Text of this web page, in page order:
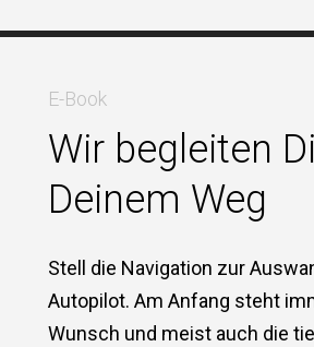
E-Book
Wir begleiten
Deinem Weg
Stell die Navigation zur
Autopilot. Am Anfang steht
Wunsch und meist auch die